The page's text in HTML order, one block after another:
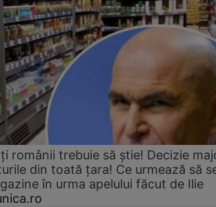
românii trebuie să știe! Decizie
din toată țara! Ce urmează să
în urma apelului făcut de Ilie